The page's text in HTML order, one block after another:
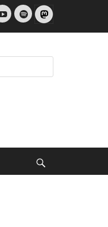
YouTubeSpotify